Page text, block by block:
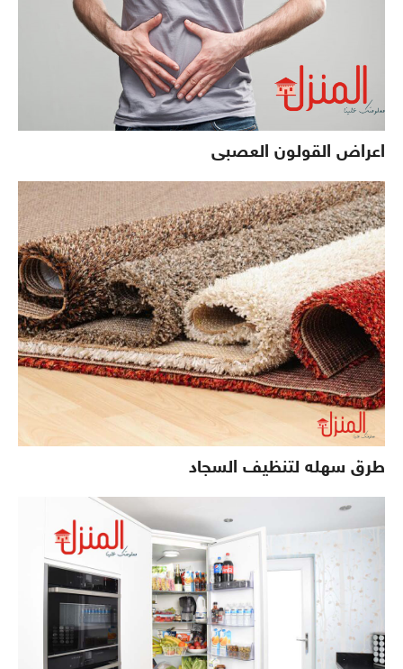
اعراض القولون العصبى
طرق سهله لتنظيف السجاد